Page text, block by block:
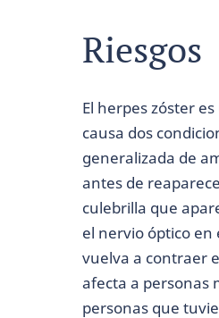
Riesgos
El herpes zóster
causa dos
generalizada de
antes de
culebrilla que
el nervio óptico en
vuelva a contraer
afecta a personas
personas que